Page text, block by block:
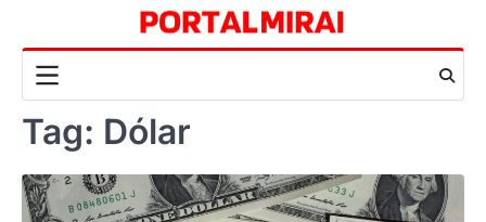
content
Tag: Dólar